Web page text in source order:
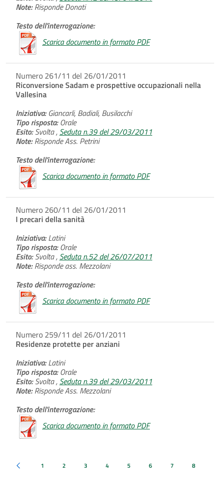
Note:Risponde Donati
Testo dell'interrogazione:
Scarica documento in formato PDF
Numero 261/11 del 26/01/2011
Riconversione Sadam e prospettive occupazionali nella
Vallesina
Iniziativa:Giancarli, Badiali, Busilacchi
Tipo risposta:Orale
Esito:Svolta , Seduta n.39 del 29/03/2011
Note:Risponde Ass. Petrini
Testo dell'interrogazione:
Scarica documento in formato PDF
Numero 260/11 del 26/01/2011
I precari della sanità
Iniziativa:Latini
Tipo risposta:Orale
Esito:Svolta , Seduta n.52 del 26/07/2011
Note:Risponde ass. Mezzolani
Testo dell'interrogazione:
Scarica documento in formato PDF
Numero 259/11 del 26/01/2011
Residenze protette per anziani
Iniziativa:Latini
Tipo risposta:Orale
Esito:Svolta , Seduta n.39 del 29/03/2011
Note:Risponde Ass. Mezzolani
Testo dell'interrogazione:
Scarica documento in formato PDF
Pagina precedente
1 2 3 4 5 6 7 8